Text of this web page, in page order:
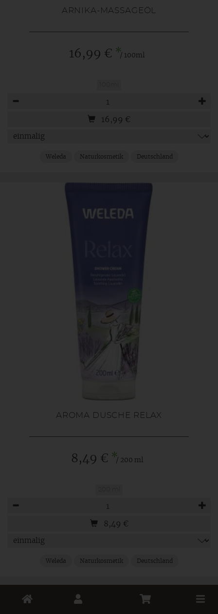
ARNIKA-MASSAGEÖL
16,99 € */ 100ml
16,99 €
Weleda Naturkosmetik Deutschland
AROMA DUSCHE RELAX
8,49 € */ 200 ml
8,49 €
Weleda Naturkosmetik Deutschland
Toggle